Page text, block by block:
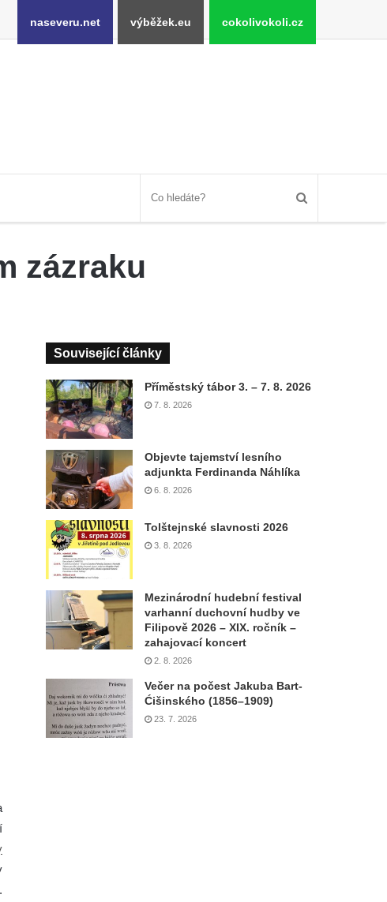
naseveru.net výběžek.eu cokolivokoli.cz
zázraku
Související články
Příměstský tábor 3. – 7. 8. 2026
7. 8. 2026
Objevte tajemství lesního
adjunkta Ferdinanda Náhlíka
6. 8. 2026
Tolštejnské slavnosti 2026
3. 8. 2026
Mezinárodní hudební festival
varhanní duchovní hudby ve
Filipově 2026 – XIX. ročník –
zahajovací koncert
2. 8. 2026
Večer na počest Jakuba Bart-
Ćišinského (1856–1909)
23. 7. 2026